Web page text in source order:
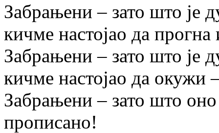
Забрањени – зато што је
кичме настојао да
Забрањени – зато што је
кичме настојао да окужи
Забрањени – зато што
прописано!